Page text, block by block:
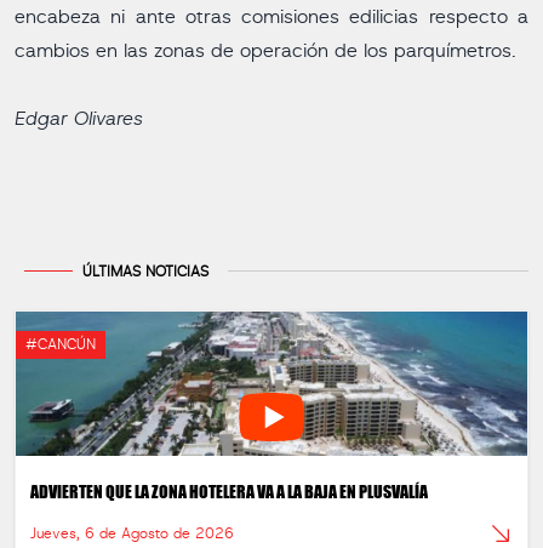
encabeza ni ante otras comisiones edilicias respecto a
cambios en las zonas de operación de los parquímetros.
Edgar Olivares
ÚLTIMAS NOTICIAS
#CANCÚN
ADVIERTEN QUE LA ZONA HOTELERA VA A LA BAJA EN PLUSVALÍA
Jueves, 6 de Agosto de 2026